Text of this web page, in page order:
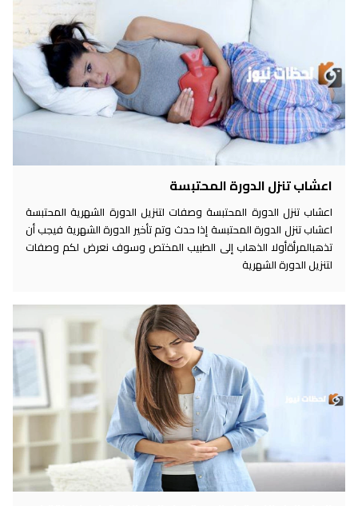
اعشاب تنزل الدورة المحتبسة
اعشاب تنزل الدورة المحتبسة وصفات لتنزيل الدورة الشهرية المحتبسة
اعشاب تنزل الدورة المحتبسة إذا حدث وتم تأخير الدورة الشهرية فيجب أن
تذهبالمرأةأولا الذهاب إلى الطبيب المختص وسوف نعرض لكم وصفات
لتنزيل الدورة الشهرية